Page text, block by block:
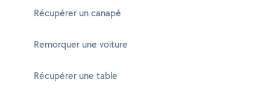
Récupérer un canapé
Remorquer une voiture
Récupérer une table